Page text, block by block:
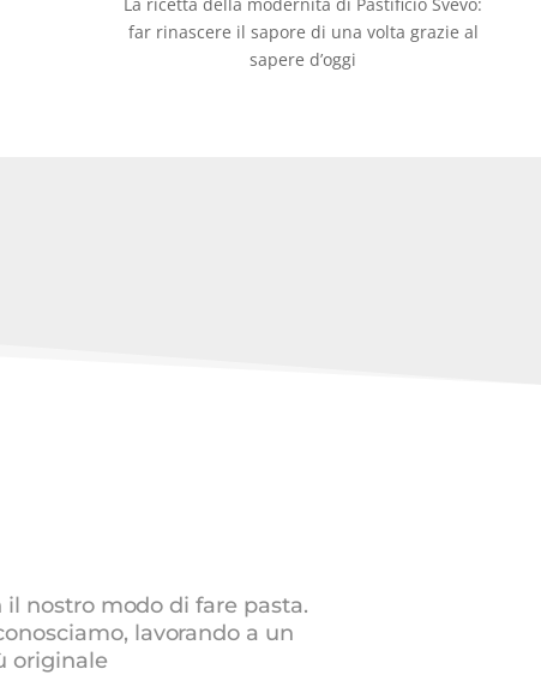
far rinascere il sapore di una volta grazie al
sapere d’oggi
nostro modo di fare pasta.
lavorando a un
originale